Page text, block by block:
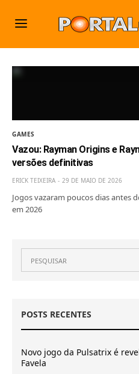
GAMES
Vazou: Rayman Origins e
versões definitivas
ERICK TEIXEIRA 29 DE MAIO DE 2026
Jogos vazaram poucos dias antes
em 2026
POSTS RECENTES
Novo jogo da Pulsatrix é
Favela